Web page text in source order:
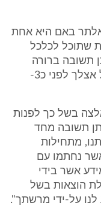
באם היא אחת
שתוכל לכלכל
תשובה ברורה
למכתבו של עו"ד ישורון אשר נתקבל אצלך לפני כ3-
בשל כך לפנות
תשובה מחד
מתחילות
נחתמו עם
אשר בידי
הוצאות בשל
על-ידי מרשתך".